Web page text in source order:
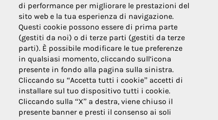
Domande frequenti
Innovazione
News
di performance per migliorare le prestazioni del
sito web e la tua esperienza di navigazione.
Questi cookie possono essere di prima parte
(gestiti da noi) o di terze parti (gestiti da terze
parti). È possibile modificare le tue preferenze
in qualsiasi momento, cliccando sull’icona
presente in fondo alla pagina sulla sinistra.
Cliccando su “Accetta tutti i cookie” accetti di
installare sul tuo dispositivo tutti i cookie.
Cliccando sulla “X” a destra, viene chiuso il
presente banner e presti il consenso ai soli